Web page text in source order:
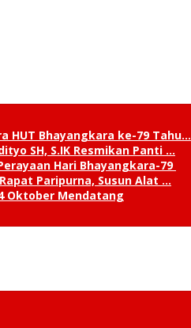
HUT Bhayangkara ke-79 Tahu…
SH, S.IK Resmikan Panti …
Hari Bhayangkara-79
Paripurna, Susun Alat …
Oktober Mendatang